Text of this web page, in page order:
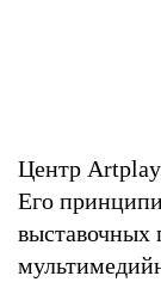
Центр Artplay
Его
выставочных